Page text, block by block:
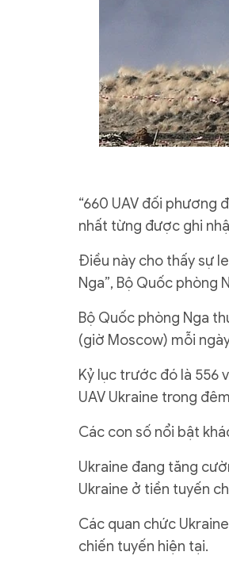
“660 UAV đối phương
nhất từng được ghi
Điều này cho thấy sự
Nga”, Bộ Quốc phòng
Bộ Quốc phòng Nga
(giờ Moscow) mỗi
Kỷ lục trước đó là 556
UAV Ukraine trong
Các con số nổi bật
Ukraine đang tăng
Ukraine ở tiền tuyến
Các quan chức
chiến tuyến hiện tại.